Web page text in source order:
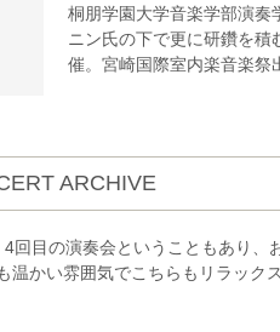
る。
桐朋学園大学音楽学部演奏
ニン氏の下で更に研鑽を積
催。宮崎国際室内楽音楽祭
る。フルーティスト梅津
金を得てアメリカの音楽祭
ARCHIVE
4回目の演奏会ということもあり
温かい雰囲気でこちらもリラック